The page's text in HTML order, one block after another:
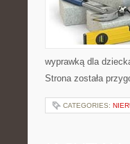
wyprawką dla
Strona została
CATEGORIES: